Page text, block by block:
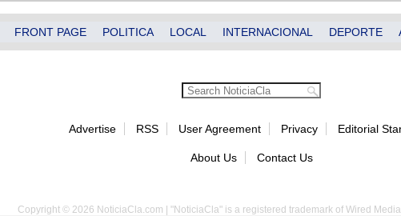
FRONT PAGE POLITICA LOCAL INTERNACIONAL DEPORTE
Advertise RSS User Agreement Privacy Editorial
About Us Contact Us
Copyright © 2026 NoticiaCla.com | "NoticiaCla" is a registered trademark of Wired